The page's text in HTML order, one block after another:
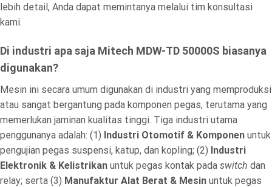
lebih detail, Anda dapat memintanya melalui tim konsultasi
kami.
Di industri apa saja Mitech MDW-TD 50000S biasanya
digunakan?
Mesin ini secara umum digunakan di industri yang memproduksi
atau sangat bergantung pada komponen pegas, terutama yang
memerlukan jaminan kualitas tinggi. Tiga industri utama
penggunanya adalah: (1) Industri Otomotif & Komponen untuk
pengujian pegas suspensi, katup, dan kopling; (2) Industri
Elektronik & Kelistrikan untuk pegas kontak pada switch dan
relay; serta (3) Manufaktur Alat Berat & Mesin untuk pegas